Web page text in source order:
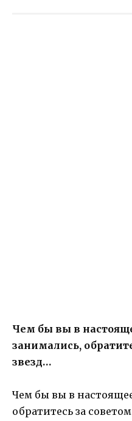
Чем бы вы в
занимались,
звезд…
Чем бы вы в
обратитесь за